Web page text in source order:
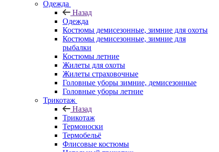
Одежда
Назад
Одежда
Костюмы демисезонные, зимние для охоты
Костюмы демисезонные, зимние для
рыбалки
Костюмы летние
Жилеты для охоты
Жилеты страховочные
Головные уборы зимние, демисезонные
Головные уборы летние
Трикотаж
Назад
Трикотаж
Термоноски
Термобельё
Флисовые костюмы